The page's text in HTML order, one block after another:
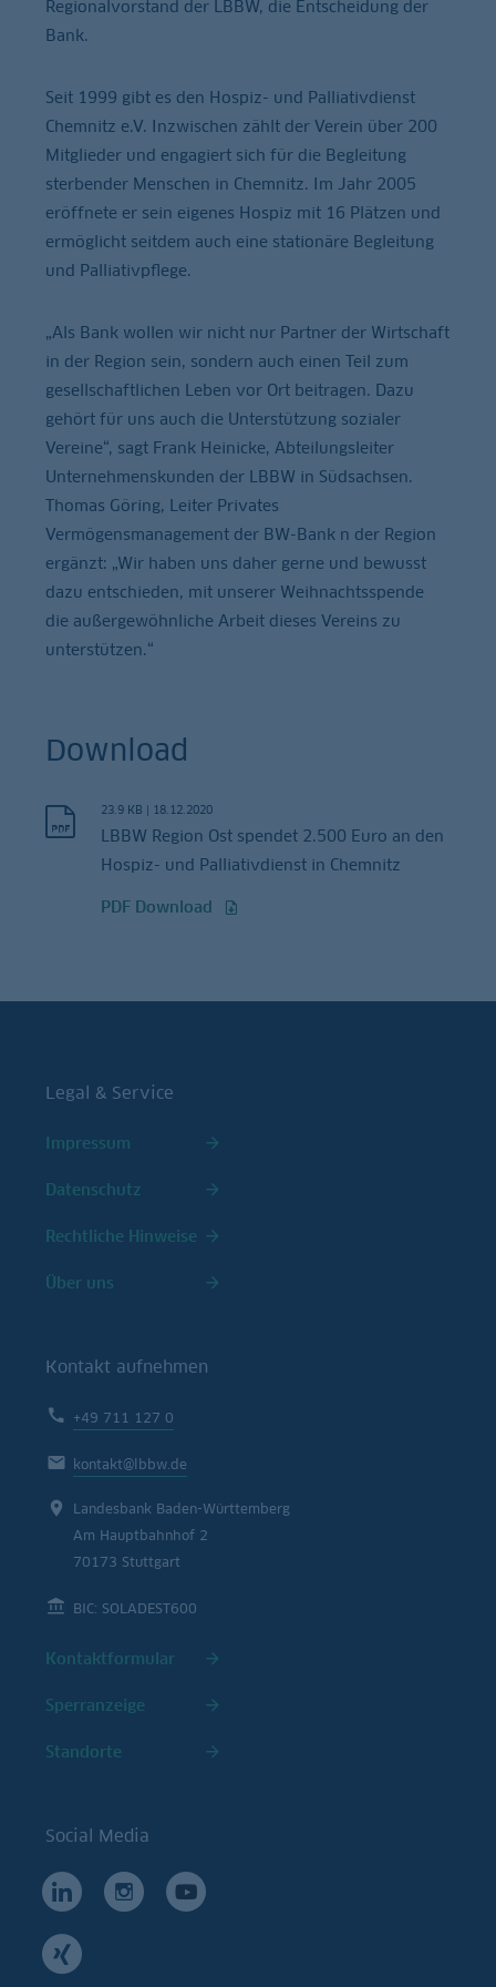
Regionalvorstand der LBBW, die Entscheidung der
Bank.
Seit 1999 gibt es den Hospiz- und Palliativdienst
Chemnitz e.V. Inzwischen zählt der Verein über 200
Mitglieder und engagiert sich für die Begleitung
sterbender Menschen in Chemnitz. Im Jahr 2005
eröffnete er sein eigenes Hospiz mit 16 Plätzen und
ermöglicht seitdem auch eine stationäre Begleitung
und Palliativpflege.
„Als Bank wollen wir nicht nur Partner der Wirtschaft
in der Region sein, sondern auch einen Teil zum
gesellschaftlichen Leben vor Ort beitragen. Dazu
gehört für uns auch die Unterstützung sozialer
Vereine“, sagt Frank Heinicke, Abteilungsleiter
Unternehmenskunden der LBBW in Südsachsen.
Thomas Göring, Leiter Privates
Vermögensmanagement der BW-Bank n der Region
ergänzt: „Wir haben uns daher gerne und bewusst
dazu entschieden, mit unserer Weihnachtsspende
die außergewöhnliche Arbeit dieses Vereins zu
unterstützen.“
Download
23.9 KB | 18.12.2020
LBBW Region Ost spendet 2.500 Euro an den
Hospiz- und Palliativdienst in Chemnitz
PDF Download
Legal & Service
Impressum
Datenschutz
Rechtliche Hinweise
Über uns
Kontakt aufnehmen
+49 711 127 0
kontakt@lbbw.de
Landesbank Baden-Württemberg
Am Hauptbahnhof 2
70173 Stuttgart
BIC: SOLADEST600
Kontaktformular
Sperranzeige
Standorte
Social Media